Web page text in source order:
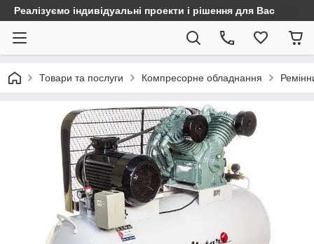
Реалізуємо індивідуальні проекти і рішення для Вас
Товари та послуги Компресорне обладнання